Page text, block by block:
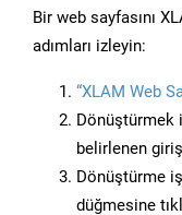
Bir web sayfasını
adımları izleyin:
“XLAM Web
Dönüştürmek
belirlenen
Dönüştürme
düğmesine